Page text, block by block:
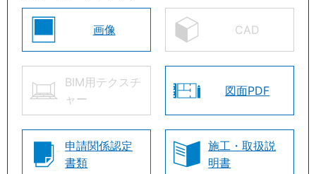
画像 CAD
BIM用テクスチ
ャー
図面PDF
申請関係認定
書類
施工・取扱説
明書